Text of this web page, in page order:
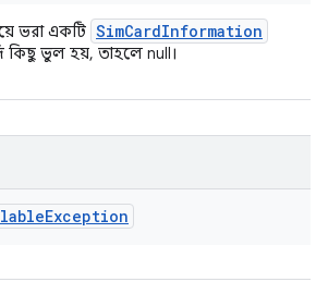
ভরা একটি SimCardInformation
কিছু ভুল হয়, তাহলে null।
Exception